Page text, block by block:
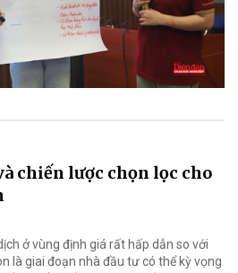
chiến lược chọn lọc cho
ở vùng định giá rất hấp dẫn so với
là giai đoạn nhà đầu tư có thể kỳ vọng